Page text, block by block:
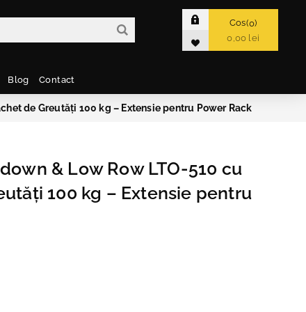
Cos 0
0,00 lei
Blog Contact
de Greutăți 100 kg – Extensie pentru Power Rack
& Low Row LTO-510 cu
100 kg – Extensie pentru